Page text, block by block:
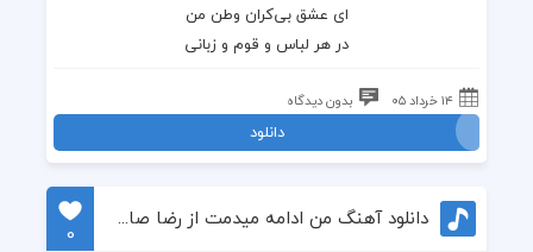
ای عشق بی‌کران وطن من
در هر لباس و قوم و زبانی
۱۴ خرداد ۰۵ بدون دیدگاه
دانلود
دانلود آهنگ من ادامه میدمت از رضا صادقی
0